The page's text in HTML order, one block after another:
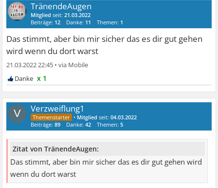
TränendeAugen
Mitglied seit:21.03.2022
Beiträge: 12 Danke: 11 Themen: 1
Das stimmt, aber bin mir sicher das es dir gut gehen
wird wenn du dort warst
21.03.2022 22:45 •
x 1
V Verzweiflung1
• Mitglied seit:04.03.2022
Beiträge:89 Danke:42 Themen:5
Zitat von TränendeAugen:
Das stimmt, aber bin mir sicher das es dir gut gehen wird
wenn du dort warst